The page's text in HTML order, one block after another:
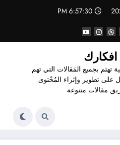
6:57:31 PM
بجميع المَقالات التي تهم
على تطوير وإثراء المُحْتوى
مقالات متنوعة